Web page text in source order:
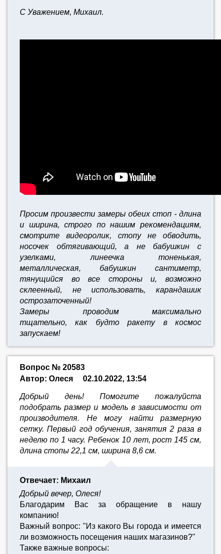
С Уважением, Михаил.
Просим произвести замеры обеих стоп - длина
и ширина, строго по нашим рекомендациям,
смотрите видеоролик, стопу не обводить,
носочек обтягивающий, а не бабушкин с
узелками, линеечка тоненькая,
металлическая, бабушкин сантиметр,
тянущийся во все стороны и, возможно
склеенный, не использовать, карандашик
острозаточенный!
Замеры проводим максимально
тщательно, как будто ракету в космос
запускаем!
Вопрос № 20583
Автор: Олеся
02.10.2022, 13:54
Добрый день! Помогите пожалуйста
подобрать размер и модель в зависимости от
производителя. Не могу найти размерную
сетку. Первый год обучения, занятия 2 раза в
неделю по 1 часу. Ребенок 10 лет, рост 145 см,
длина стопы 22,1 см, ширина 8,6 см.
Отвечает: Михаил
Добрый вечер, Олеся!
Благодарим Вас за обращение в нашу
компанию!
Важный вопрос: "Из какого Вы города и имеется
ли возможность посещения наших магазинов?"
Также важные вопросы: